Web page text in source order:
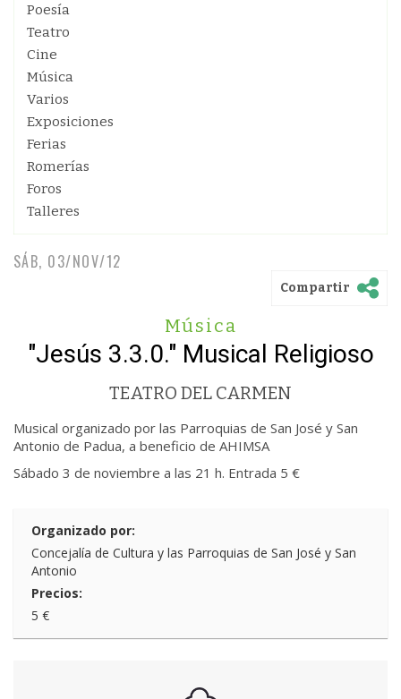
Poesía
Teatro
Cine
Música
Varios
Exposiciones
Ferias
Romerías
Foros
Talleres
SÁB, 03/NOV/12
Compartir
Música
"Jesús 3.3.0." Musical Religioso
TEATRO DEL CARMEN
Musical organizado por las Parroquias de San José y San
Antonio de Padua, a beneficio de AHIMSA
Sábado 3 de noviembre a las 21 h. Entrada 5 €
Organizado por:
Concejalía de Cultura y las Parroquias de San José y San
Antonio
Precios:
5 €